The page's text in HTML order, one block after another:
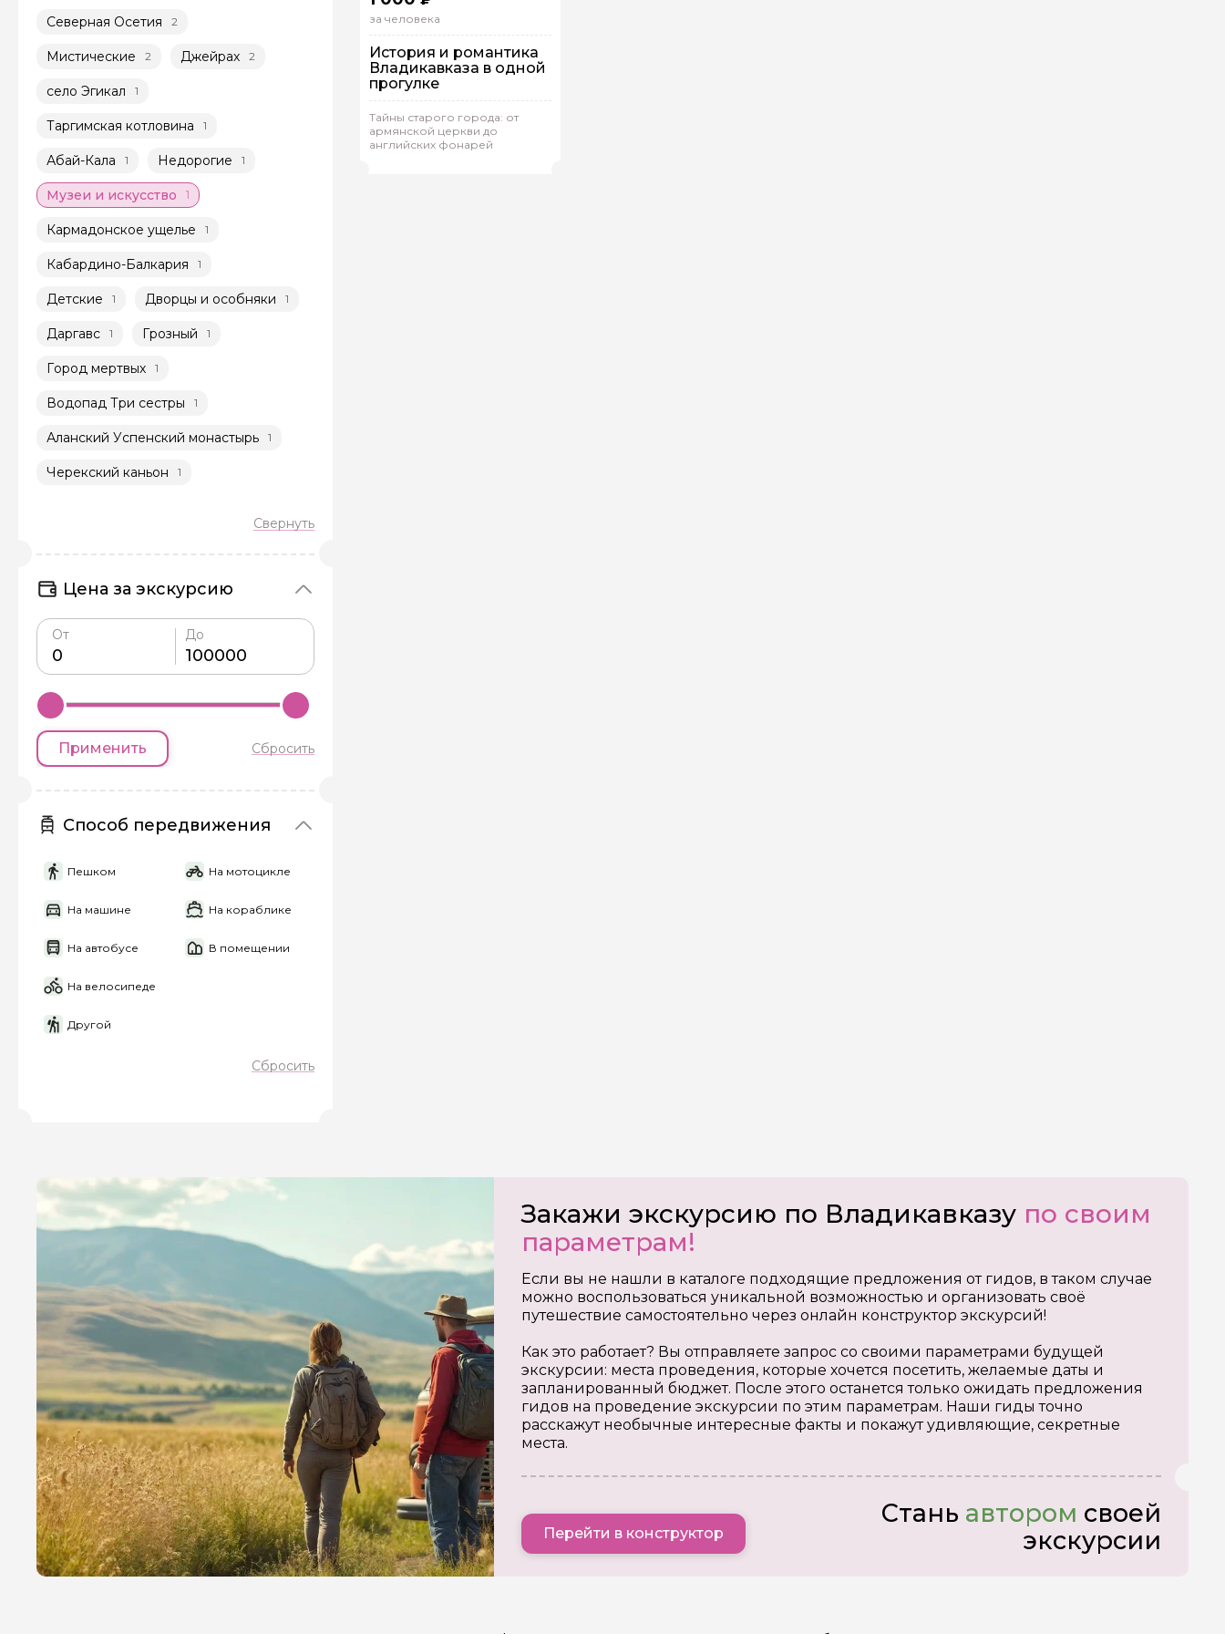
Северная Осетия 2
Мистические 2 Джейрах 2
село Эгикал 1
Таргимская котловина 1
Абай-Кала 1 Недорогие 1
Музеи и искусство 1
Кармадонское ущелье 1
Кабардино-Балкария 1
Детские 1 Дворцы и особняки 1
Даргавс 1 Грозный 1
Город мертвых 1
Водопад Три сестры 1
Аланский Успенский монастырь 1
Черекский каньон 1
Цена за экскурсию
От До
Применить Сбросить
Способ передвижения
Пешком На мотоцикле
На машине На кораблике
На автобусе В помещении
На велосипеде
Другой
Сбросить
за человека
История и романтика
Владикавказа в одной
прогулке
Тайны старого города: от
армянской церкви до
английских фонарей
Зарина.А 755
Групповая Пешком
Закажи экскурсию по Владикавказу по своим
параметрам!
Если вы не нашли в каталоге подходящие предложения от гидов, в таком случае
можно воспользоваться уникальной возможностью и организовать своё
путешествие самостоятельно через онлайн конструктор экскурсий!
Как это работает? Вы отправляете запрос со своими параметрами будущей
экскурсии: места проведения, которые хочется посетить, желаемые даты и
запланированный бюджет. После этого останется только ожидать предложения
гидов на проведение экскурсии по этим параметрам. Наши гиды точно
расскажут необычные интересные факты и покажут удивляющие, секретные
места.
Перейти в конструктор
Стань автором своей
экскурсии
Задайте свой вопрос гиду
Если у вас есть интересующие вопросы, можете их задать
персональных данных
Отправить